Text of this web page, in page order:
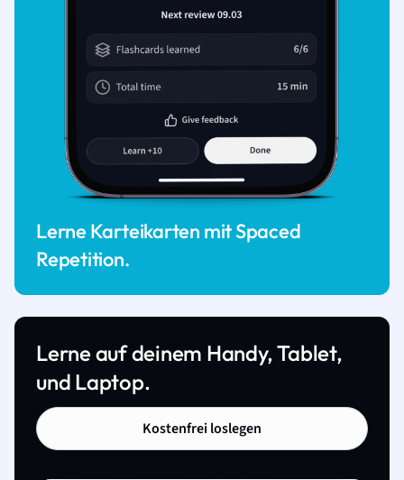
Lerne Karteikarten mit Spaced
Repetition.
Lerne auf deinem Handy, Tablet,
und Laptop.
Kostenfrei loslegen